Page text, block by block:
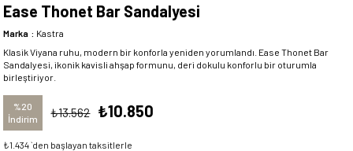
Ease Thonet Bar Sandalyesi
Marka : Kastra
Klasik Viyana ruhu, modern bir konforla yeniden yorumlandı. Ease Thonet Bar
Sandalyesi, ikonik kavisli ahşap formunu, deri dokulu konforlu bir oturumla
birleştiriyor.
%20
İndirim
₺13.562 ₺10.850
₺1.434`den başlayan taksitlerle